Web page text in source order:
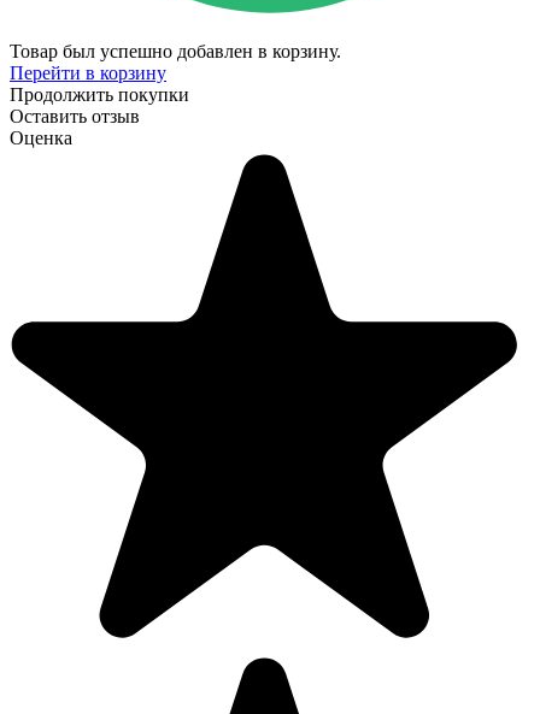
Товар был успешно добавлен в корзину.
Перейти в корзину
Продолжить покупки
Оставить отзыв
Оценка